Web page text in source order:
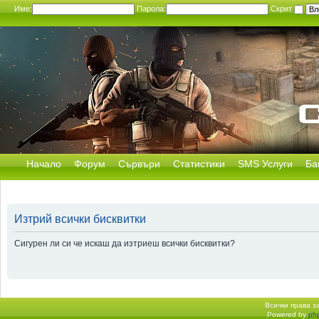
Име: Парола: Скрит
Начало Форум Сървъри Статистики SMS Услуги
Изтрий всички бисквитки
Сигурен ли си че искаш да изтриеш всички бисквитки?
Всички права
Powered by